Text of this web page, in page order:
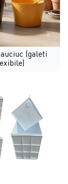
(galeti